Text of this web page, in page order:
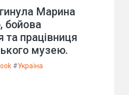
Марина
бойова
та працівниця
музею.
#Україна